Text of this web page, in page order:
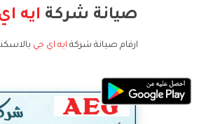
صيانة شركة ايه
ارقام صيانة شركة ايه اي جي